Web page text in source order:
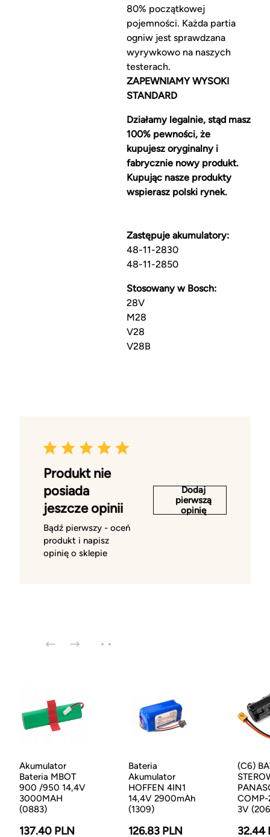
80% początkowej
pojemności. Każda partia
ogniw jest sprawdzana
wyrywkowo na naszych
testerach.
ZAPEWNIAMY WYSOKI
STANDARD
Działamy legalnie, stąd masz
100% pewności, że
kupujesz oryginalny i
fabrycznie nowy produkt.
Kupując nasze produkty
wspierasz polski rynek.
Zastępuje akumulatory:
48-11-2830
48-11-2850
Stosowany w Bosch:
28V
M28
V28
V28B
Produkt nie
posiada
jeszcze opinii
Bądź pierwszy - oceń
produkt i napisz
opinię o sklepie
Dodaj
pierwszą
opinię
Akumulator
Bateria MBOT
900 /950 14,4V
3000MAH
(0883)
137.40 PLN
Bateria
Akumulator
HOFFEN 4IN1
14,4V 2900mAh
(1309)
126.83 PLN
(C6)
COMP-
3V
32.44